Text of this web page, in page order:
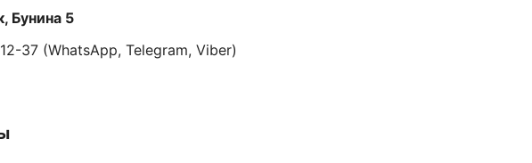
Бунина 5
37 (WhatsApp, Telegram, Viber)